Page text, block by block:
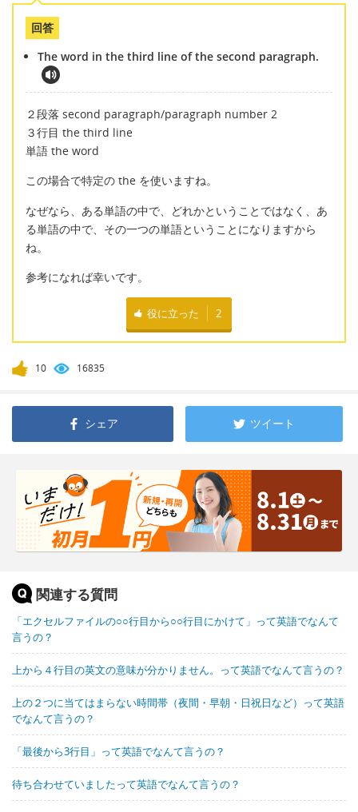
回答
The word in the third line of the second paragraph.
２段落 second paragraph/paragraph number 2
３行目 the third line
単語 the word
この場合で特定の the を使いますね。
なぜなら、ある単語の中で、どれかということではなく、あ
る単語の中で、その一つの単語ということになりますから
ね。
参考になれば幸いです。
役に立った 2
10 16835
シェア ツイート
関連する質問
「エクセルファイルの○○行目から○○行目にかけて」って英語でなんて
言うの？
上から４行目の英文の意味が分かりません。って英語でなんて言うの？
上の２つに当てはまらない時間帯（夜間・早朝・日祝日など）って英語
でなんて言うの？
「最後から3行目」って英語でなんて言うの？
待ち合わせていましたって英語でなんて言うの？